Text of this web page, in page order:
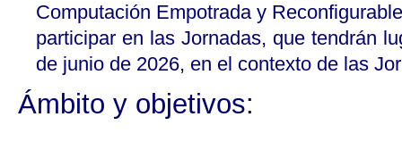
Computación Empotrada y
participar en las Jornadas, que tendrán
de junio de 2026, en el contexto de las
Ámbito y objetivos: